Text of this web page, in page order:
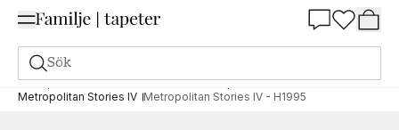
Sök
Tapeter Varumärken AS Creation Tapeten AG
Metropolitan Stories IV Metropolitan Stories IV - H1995